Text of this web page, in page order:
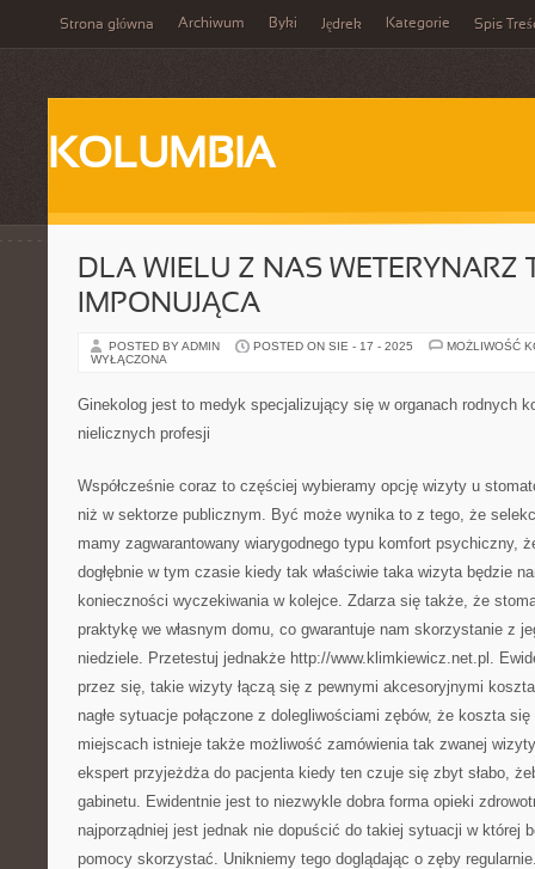
Strona główna Archiwum Byki Jędrek Kategorie Spis
KOLUMBIA
DLA WIELU Z NAS WETERYNARZ
IMPONUJĄCA
POSTED BY ADMIN POSTED ON SIE - 17 - 2025
MOŻLIWOŚĆ
WYŁĄCZONA
Ginekolog jest to medyk specjalizujący się w organach rodnych
nielicznych profesji
Współcześnie coraz to częściej wybieramy opcję wizyty u
niż w sektorze publicznym. Być może wynika to z tego, że
mamy zagwarantowany wiarygodnego typu komfort psychiczny,
dogłębnie w tym czasie kiedy tak właściwie taka wizyta będzie
konieczności wyczekiwania w kolejce. Zdarza się także, że
praktykę we własnym domu, co gwarantuje nam skorzystanie z
niedziele. Przetestuj jednakże http://www.klimkiewicz.net.pl.
przez się, takie wizyty łączą się z pewnymi akcesoryjnymi
nagłe sytuacje połączone z dolegliwościami zębów, że koszta
miejscach istnieje także możliwość zamówienia tak zwanej
ekspert przyjeżdża do pacjenta kiedy ten czuje się zbyt słabo,
gabinetu. Ewidentnie jest to niezwykle dobra forma opieki
najporządniej jest jednak nie dopuścić do takiej sytuacji w której
pomocy skorzystać. Unikniemy tego doglądając o zęby